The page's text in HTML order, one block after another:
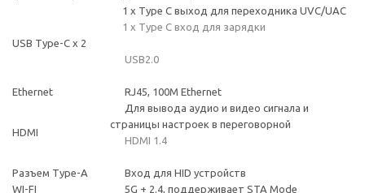
USB Type-C x 2
1 х Type C выход для переходника UVC/UAC
1 х Type C вход для зарядки
USB2.0
Ethernet RJ45, 100M Ethernet
HDMI
Для вывода аудио и видео сигнала и
страницы настроек в переговорной
HDMI 1.4
Разъем Type-A
Вход для HID устройств
WI-FI
5G + 2.4, поддерживает STA Mode